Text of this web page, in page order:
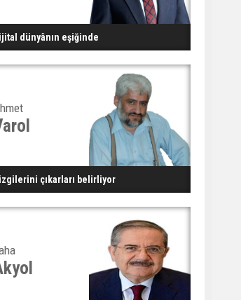
dünyânın eşiğinde
çıkarları belirliyor